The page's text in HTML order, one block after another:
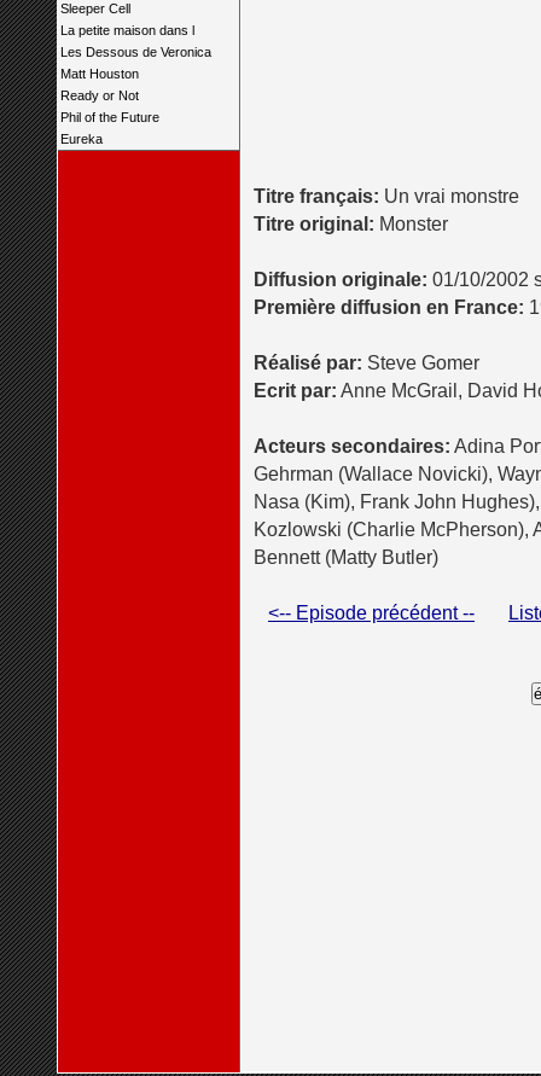
Sleeper Cell
La petite maison dans l
Les Dessous de Veronica
Matt Houston
Ready or Not
Phil of the Future
Eureka
Titre français: Un vrai monstre
Titre original: Monster
Diffusion originale: 01/10/2002
Première diffusion en France:
Réalisé par: Steve Gomer
Ecrit par: Anne McGrail, David
Acteurs secondaires: Adina
Gehrman (Wallace Novicki),
Nasa (Kim), Frank John
Kozlowski (Charlie McPherson),
Bennett (Matty Butler)
<-- Episode précédent --